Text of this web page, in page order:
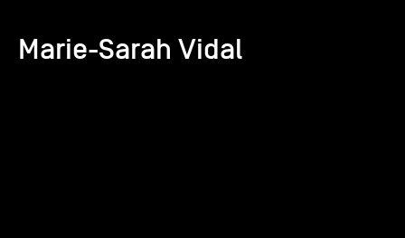
Formations
Marie-Sarah Vidal